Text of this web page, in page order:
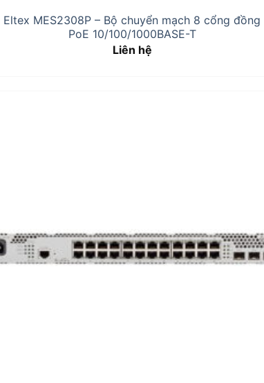
Eltex MES2308P – Bộ chuyển mạch 8 cổng đồng
PoE 10/100/1000BASE-T
Liên hệ